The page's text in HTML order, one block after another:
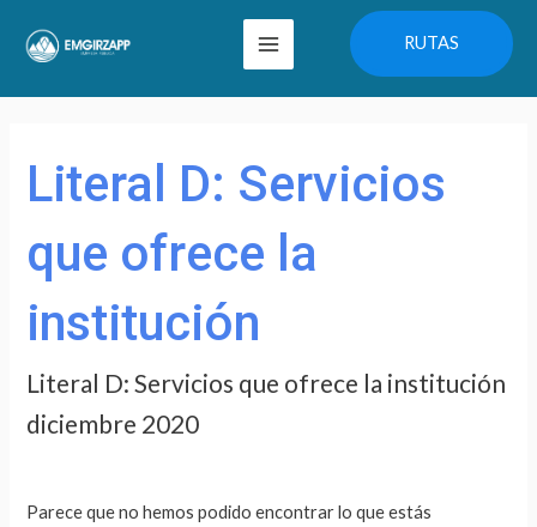
Main
Menu
RUTAS
Literal D: Servicios
que ofrece la
institución
Literal D: Servicios que ofrece la institución
diciembre 2020
Parece que no hemos podido encontrar lo que estás